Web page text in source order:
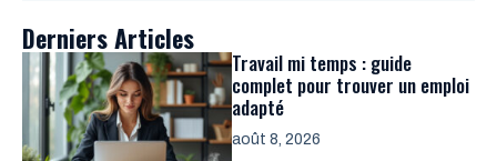
Derniers Articles
Travail mi temps : guide
complet pour trouver un emploi
adapté
août 8, 2026